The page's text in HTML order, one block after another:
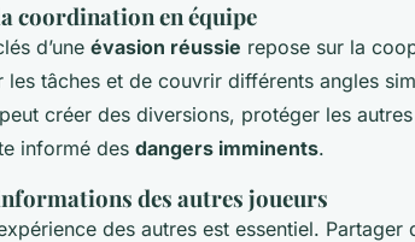
coordination en équipe
d’une évasion réussie repose sur la
les tâches et de couvrir différents angles
créer des diversions, protéger les autres
informé des dangers imminents.
des autres joueurs
des autres est essentiel.